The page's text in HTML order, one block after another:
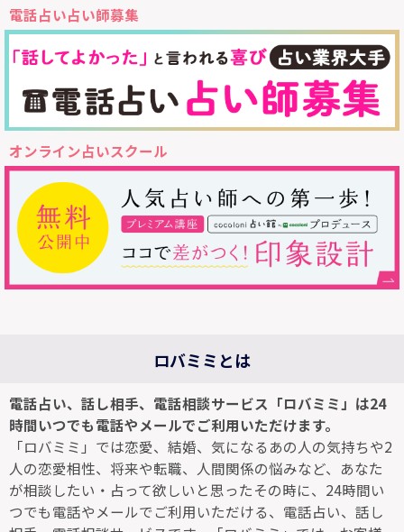
電話占い占い師募集
オンライン占いスクール
ロバミミとは
電話占い、話し相手、電話相談サービス「ロバミミ」は24
時間いつでも電話やメールでご利用いただけます。
「ロバミミ」では恋愛、結婚、気になるあの人の気持ちや2
人の恋愛相性、将来や転職、人間関係の悩みなど、あなた
が相談したい・占って欲しいと思ったその時に、24時間い
つでも電話やメールでご利用いただける、電話占い、話し